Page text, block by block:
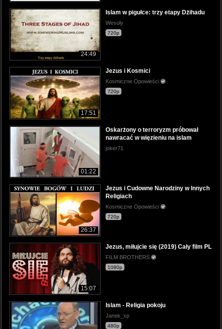
24:49
Islam w pigułce: trzy etapy Dżihadu
Wesoly
720p
17:51
Jezus i Kosmici
Kosmiczne Opowieści
720p
01:22
Oskarżony o terroryzm próbował
nawracać w więzieniu na islam
joker71
26:37
Jezus i Cudowne Narodziny w Innych
Religiach
Kosmiczne Opowieści
720p
15:07
Jezus, miłujcie się (2019) Cały film PL
FILM BROTHERS
1080p
Islam - Religia pokoju
Janek_xp
480p